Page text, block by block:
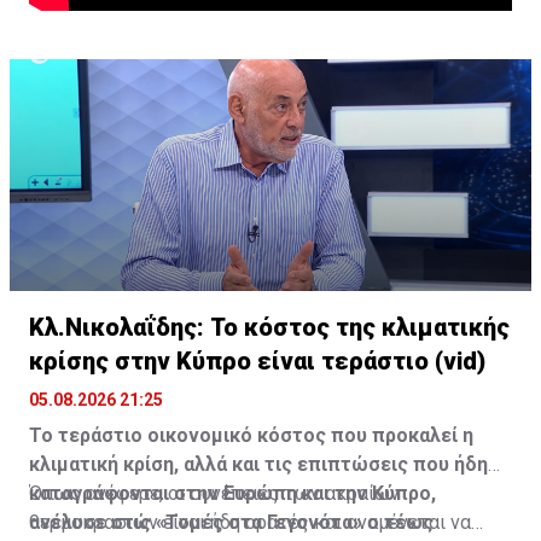
Κλ.Νικολαΐδης: Το κόστος της κλιματικής
κρίσης στην Κύπρο είναι τεράστιο (vid)
05.08.2026 21:25
Το τεράστιο οικονομικό κόστος που προκαλεί η
κλιματική κρίση, αλλά και τις επιπτώσεις που ήδη
καταγράφονται στην Ευρώπη και την Κύπρο,
ανέλυσε στις «Τομές στα Γεγονότα» ο τέως
Όπως ανέφερε, οι συνέπειες των ακραίων
θερμοκρασιών είναι ήδη ορατές και αναμένεται να